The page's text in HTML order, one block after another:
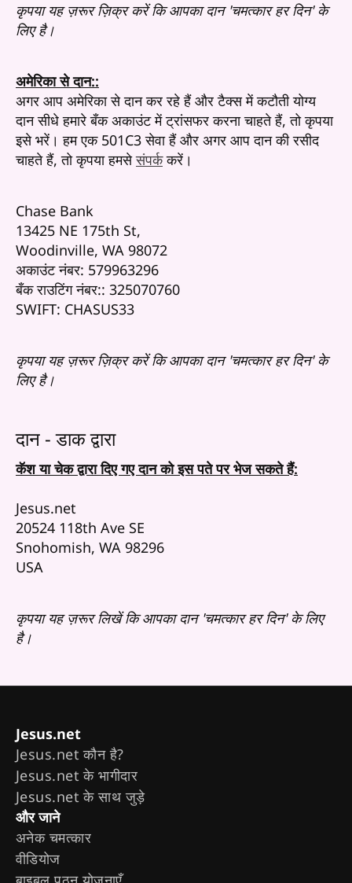
कृपया यह ज़रूर ज़िक्र करें कि आपका दान 'चमत्कार हर दिन' के
लिए है।
अमेरिका से दान::
अगर आप अमेरिका से दान कर रहे हैं और टैक्स में कटौती योग्य
दान सीधे हमारे बँक अकाउंट में ट्रांसफर करना चाहते हैं, तो कृपया
इसे भरें। हम एक 501C3 सेवा हैं और अगर आप दान की रसीद
चाहते हैं, तो कृपया हमसेसंपर्ककरें।
Chase Bank
13425 NE 175th St,
Woodinville, WA 98072
अकाउंट नंबर: 579963296
बँक राउटिंग नंबर:: 325070760
​SWIFT: CHASUS33
कृपया यह ज़रूर ज़िक्र करें कि आपका दान 'चमत्कार हर दिन' के
लिए है।
दान - डाक द्वारा
कॅश या चेक द्वारा दिए गए दान को इस पते पर भेज सकते हैं:
Jesus.net
20524 118th Ave SE
Snohomish, WA 98296
USA
कृपया यह ज़रूर लिखें कि आपका दान 'चमत्कार हर दिन' के लिए
है।
Jesus.net
Jesus.net कौन है?
Jesus.net के भागीदार
Jesus.net के साथ जुड़े
और जाने
अनेक चमत्कार
वीडियोज